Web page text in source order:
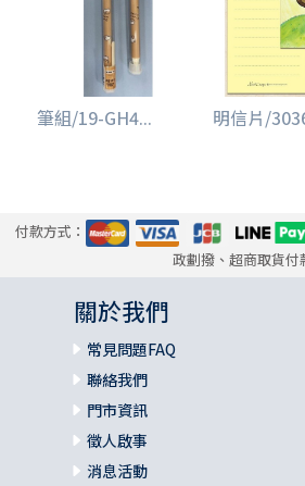
筆組/19-GH4... 明信片/
付款方式：
政劃撥、超商取貨付
關於我們
常見問題FAQ
聯絡我們
門市資訊
徵人啟事
消息活動